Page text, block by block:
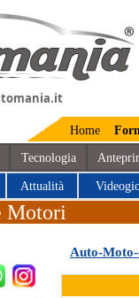
Home
Tecnologia
Attualità
Motori
Auto-